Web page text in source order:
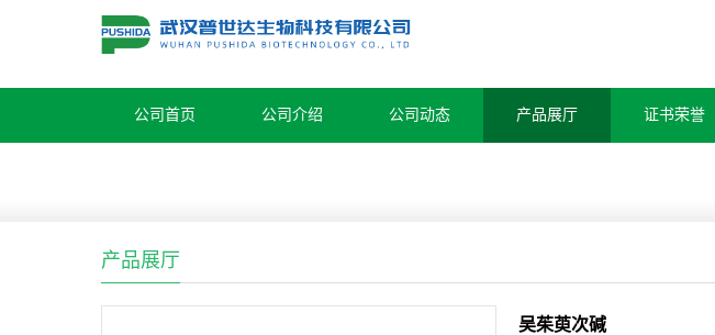
公司首页 公司介绍 公司动态 产品展厅 证书荣誉
产品展厅
吴茱萸次碱